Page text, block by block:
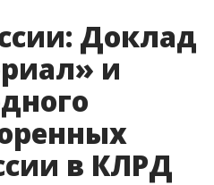
Доклад
и
в КЛРД